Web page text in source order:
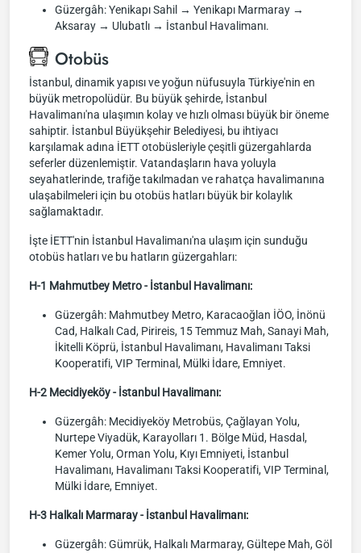
Güzergâh: Yenikapı Sahil → Yenikapı Marmaray →
Aksaray → Ulubatlı → İstanbul Havalimanı.
Otobüs
İstanbul, dinamik yapısı ve yoğun nüfusuyla Türkiye'nin en
büyük metropolüdür. Bu büyük şehirde, İstanbul
Havalimanı'na ulaşımın kolay ve hızlı olması büyük bir öneme
sahiptir. İstanbul Büyükşehir Belediyesi, bu ihtiyacı
karşılamak adına İETT otobüsleriyle çeşitli güzergahlarda
seferler düzenlemiştir. Vatandaşların hava yoluyla
seyahatlerinde, trafiğe takılmadan ve rahatça havalimanına
ulaşabilmeleri için bu otobüs hatları büyük bir kolaylık
sağlamaktadır.
İşte İETT'nin İstanbul Havalimanı'na ulaşım için sunduğu
otobüs hatları ve bu hatların güzergahları:
H-1 Mahmutbey Metro - İstanbul Havalimanı:
Güzergâh: Mahmutbey Metro, Karacaoğlan İÖO, İnönü
Cad, Halkalı Cad, Pirireis, 15 Temmuz Mah, Sanayi Mah,
İkitelli Köprü, İstanbul Havalimanı, Havalimanı Taksi
Kooperatifi, VIP Terminal, Mülki İdare, Emniyet.
H-2 Mecidiyeköy - İstanbul Havalimanı:
Güzergâh: Mecidiyeköy Metrobüs, Çağlayan Yolu,
Nurtepe Viyadük, Karayolları 1. Bölge Müd, Hasdal,
Kemer Yolu, Orman Yolu, Kıyı Emniyeti, İstanbul
Havalimanı, Havalimanı Taksi Kooperatifi, VIP Terminal,
Mülki İdare, Emniyet.
H-3 Halkalı Marmaray - İstanbul Havalimanı:
Güzergâh: Gümrük, Halkalı Marmaray, Gültepe Mah, Göl